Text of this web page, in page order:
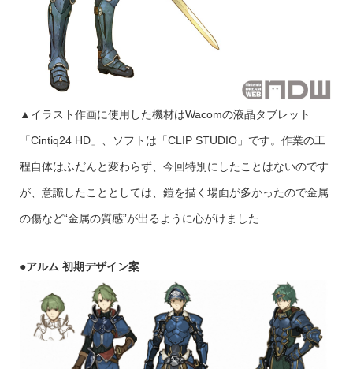
▲イラスト作画に使用した機材はWacomの液晶タブレット
「Cintiq24 HD」、ソフトは「CLIP STUDIO」です。作業の工
程自体はふだんと変わらず、今回特別にしたことはないのです
が、意識したこととしては、鎧を描く場面が多かったので金属
の傷など“金属の質感”が出るように心がけました
●アルム 初期デザイン案